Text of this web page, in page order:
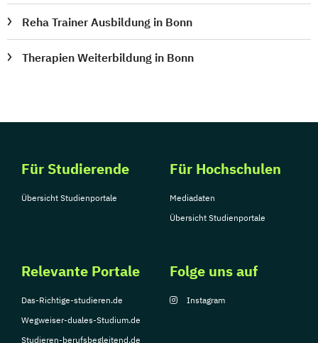
Reha Trainer Ausbildung in Bonn
Therapien Weiterbildung in Bonn
Für Studierende
Übersicht Studienportale
Für Hochschulen
Mediadaten
Übersicht Studienportale
Relevante Portale
Das-Richtige-studieren.de
Wegweiser-duales-Studium.de
Studieren-berufsbegleitend.de
Folge uns auf
Instagram